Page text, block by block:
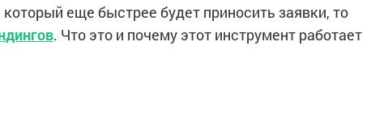
еще быстрее будет приносить заявки, то
. Что это и почему этот инструмент работает